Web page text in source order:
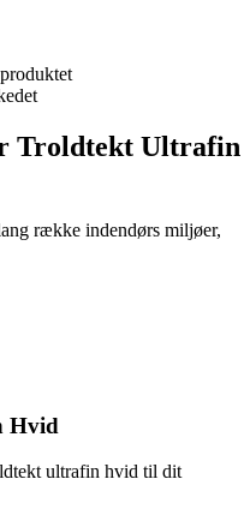
Troldtekt Ultrafin
række indendørs miljøer,
Hvid
ultrafin hvid til dit